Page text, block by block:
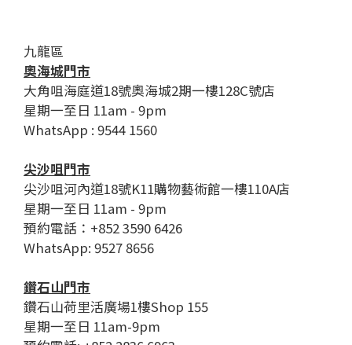
九龍區
奧海城門市
大角咀海庭道18號奧海城2期一樓128C號店
星期一至日 11am - 9pm
WhatsApp : 9544 1560
尖沙咀門市
尖沙咀河內道18號K11購物藝術館一樓110A店
星期一至日 11am - 9pm
預約電話：+852 3590 6426
WhatsApp: 9527 8656
鑽石山門市
鑽石山荷里活廣場1樓Shop 155
星期一至日 11am-9pm